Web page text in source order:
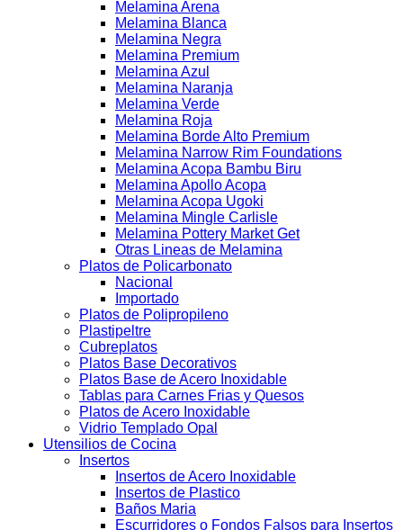
Melamina Arena
Melamina Blanca
Melamina Negra
Melamina Premium
Melamina Azul
Melamina Naranja
Melamina Verde
Melamina Roja
Melamina Borde Alto Premium
Melamina Narrow Rim Foundations
Melamina Acopa Bambu Biru
Melamina Apollo Acopa
Melamina Acopa Ugoki
Melamina Mingle Carlisle
Melamina Pottery Market Get
Otras Lineas de Melamina
Platos de Policarbonato
Nacional
Importado
Platos de Polipropileno
Plastipeltre
Cubreplatos
Platos Base Decorativos
Platos Base de Acero Inoxidable
Tablas para Carnes Frias y Quesos
Platos de Acero Inoxidable
Vidrio Templado Opal
Utensilios de Cocina
Insertos
Insertos de Acero Inoxidable
Insertos de Plastico
Baños Maria
Escurridores o Fondos Falsos para Insertos